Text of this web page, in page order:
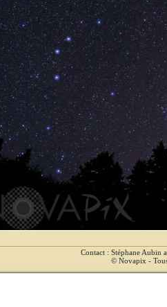
Contact : Stéphane
© Novapix -